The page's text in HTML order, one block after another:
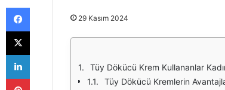
29 Kasım 2024
Tüy Dökücü Krem Kullananlar
Tüy Dökücü Kremlerin
Facebook
X
LinkedIn
Pinterest